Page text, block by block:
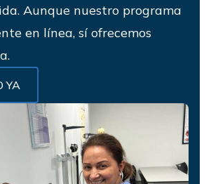
Aunque nuestro programa
en línea, sí ofrecemos
YA